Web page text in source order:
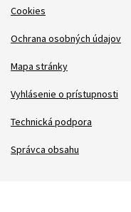
Cookies
Ochrana osobných údajov
Mapa stránky
Vyhlásenie o prístupnosti
Technická podpora
Správca obsahu